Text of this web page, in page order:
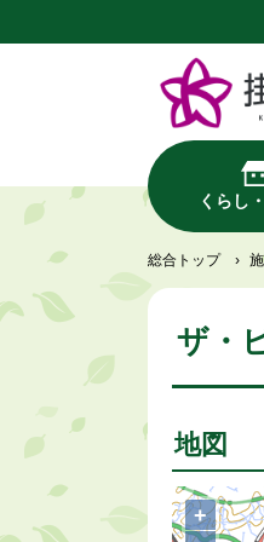
くらし
総合トップ ›
ザ・
地図
+